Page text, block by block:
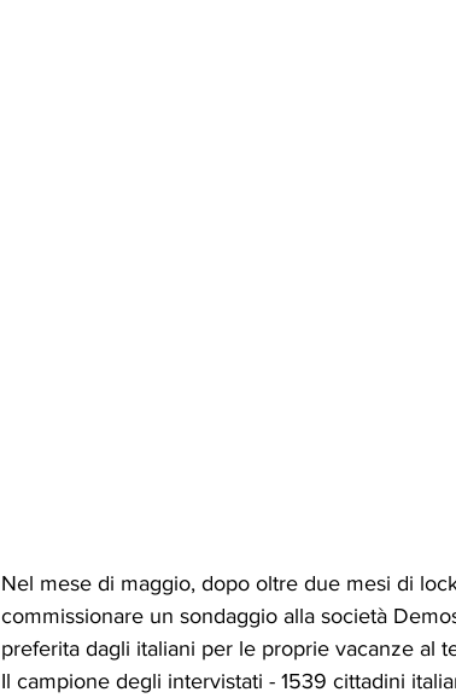
Nel mese di maggio, dopo oltre due mesi di
commissionare un sondaggio alla società
preferita dagli italiani per le proprie vacanze al
Il campione degli intervistati - 1539 cittadini